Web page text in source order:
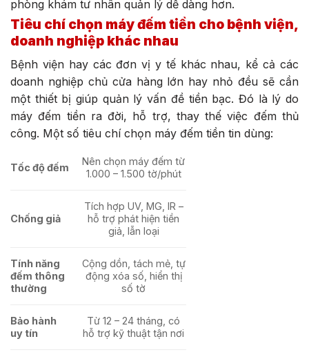
phòng khám tư nhân quản lý dễ dàng hơn.
Tiêu chí chọn máy đếm tiền cho bệnh viện,
doanh nghiệp khác nhau
Bệnh viện hay các đơn vị y tế khác nhau, kể cả các
doanh nghiệp chủ cửa hàng lớn hay nhỏ đều sẽ cần
một thiết bị giúp quản lý vấn đề tiền bạc. Đó là lý do
máy đếm tiền ra đời, hỗ trợ, thay thế việc đếm thủ
công. Một số tiêu chí chọn máy đếm tiền tin dùng:
Tốc độ đếm
Nên chọn máy đếm từ
1.000 – 1.500 tờ/phút
Chống giả
Tích hợp UV, MG, IR –
hỗ trợ phát hiện tiền
giả, lẫn loại
Tính năng
đếm thông
thường
Cộng dồn, tách mẻ, tự
động xóa số, hiển thị
số tờ
Bảo hành
uy tín
Từ 12 – 24 tháng, có
hỗ trợ kỹ thuật tận nơi